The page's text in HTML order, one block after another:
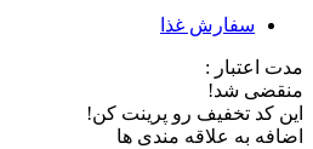
سفارش غذا
مدت اعتبار :
منقضی شد!
این کد تخفیف رو پرینت کن!
اضافه به علاقه مندی ها